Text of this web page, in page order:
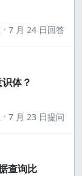
7 月 24 日回答
体？
7 月 23 日提问
查询比